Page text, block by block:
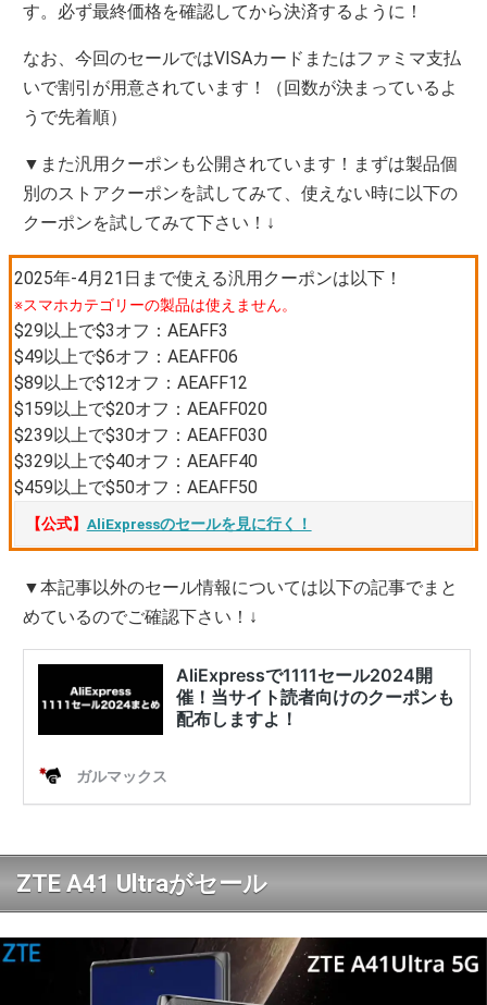
す。必ず最終価格を確認してから決済するように！
なお、今回のセールではVISAカードまたはファミマ支払
いで割引が用意されています！（回数が決まっているよ
うで先着順）
▼また汎用クーポンも公開されています！まずは製品個
別のストアクーポンを試してみて、使えない時に以下の
クーポンを試してみて下さい！↓
2025年-4月21日まで使える汎用クーポンは以下！
※スマホカテゴリーの製品は使えません。
$29以上で$3オフ：AEAFF3
$49以上で$6オフ：AEAFF06
$89以上で$12オフ：AEAFF12
$159以上で$20オフ：AEAFF020
$239以上で$30オフ：AEAFF030
$329以上で$40オフ：AEAFF40
$459以上で$50オフ：AEAFF50
【公式】 AliExpressのセールを見に行く！
▼本記事以外のセール情報については以下の記事でまと
めているのでご確認下さい！↓
ZTE A41 Ultraがセール